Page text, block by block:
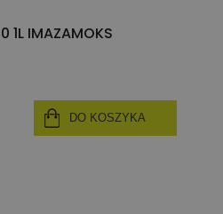
1L IMAZAMOKS
DO KOSZYKA